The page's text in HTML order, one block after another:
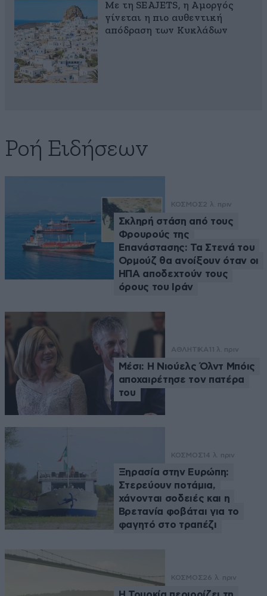
Με τη SEAJETS, η Αμοργός
γίνεται η πιο αυθεντική
απόδραση των Κυκλάδων
Ροή Ειδήσεων
ΚΟΣΜΟΣ2 λ. πριν
Σκληρή στάση από τους
Φρουρούς της
Επανάστασης: Τα Στενά του
Ορμούζ θα ανοίξουν όταν οι
ΗΠΑ αποδεχτούν τους
όρους του Ιράν
ΑΘΛΗΤΙΚΑ 11 λ. πριν
Μέσι: Η Νιούελς Όλντ Μπόις
αποχαιρέτησε τον πατέρα
του
ΚΟΣΜΟΣ 14 λ. πριν
Ξηρασία στην Ευρώπη:
Στερεύουν ποτάμια,
χάνονται σοδειές και η
Βρετανία φοβάται για το
φαγητό στο τραπέζι
ΚΟΣΜΟΣ26 λ. πριν